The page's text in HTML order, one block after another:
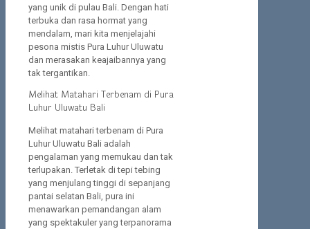
yang unik di pulau Bali. Dengan hati
terbuka dan rasa hormat yang
mendalam, mari kita menjelajahi
pesona mistis Pura Luhur Uluwatu
dan merasakan keajaibannya yang
tak tergantikan.
Melihat Matahari Terbenam di Pura
Luhur Uluwatu Bali
Melihat matahari terbenam di Pura
Luhur Uluwatu Bali adalah
pengalaman yang memukau dan tak
terlupakan. Terletak di tepi tebing
yang menjulang tinggi di sepanjang
pantai selatan Bali, pura ini
menawarkan pemandangan alam
yang spektakuler yang terpanorama